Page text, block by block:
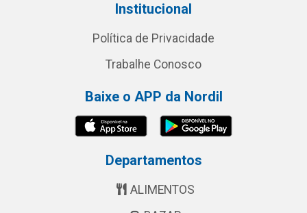
Institucional
Política de Privacidade
Trabalhe Conosco
Baixe o APP da Nordil
Departamentos
ALIMENTOS